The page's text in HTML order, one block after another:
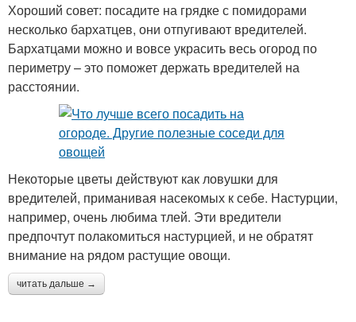
Хороший совет: посадите на грядке с помидорами
несколько бархатцев, они отпугивают вредителей.
Бархатцами можно и вовсе украсить весь огород по
периметру – это поможет держать вредителей на
расстоянии.
Некоторые цветы действуют как ловушки для
вредителей, приманивая насекомых к себе. Настурции,
например, очень любима тлей. Эти вредители
предпочтут полакомиться настурцией, и не обратят
внимание на рядом растущие овощи.
читать дальше →